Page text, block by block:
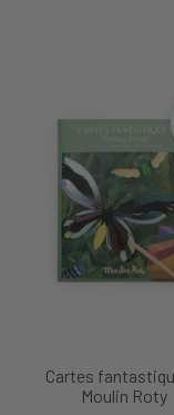
Cartes
Moulin Roty